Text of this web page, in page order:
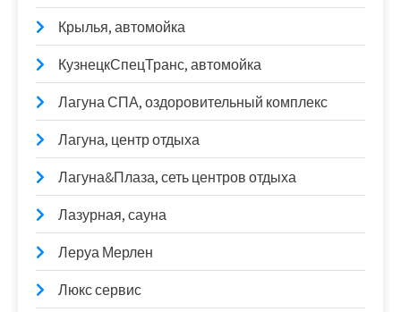
Крылья, автомойка
КузнецкСпецТранс, автомойка
Лагуна СПА, оздоровительный комплекс
Лагуна, центр отдыха
Лагуна&Плаза, сеть центров отдыха
Лазурная, сауна
Леруа Мерлен
Люкс сервис